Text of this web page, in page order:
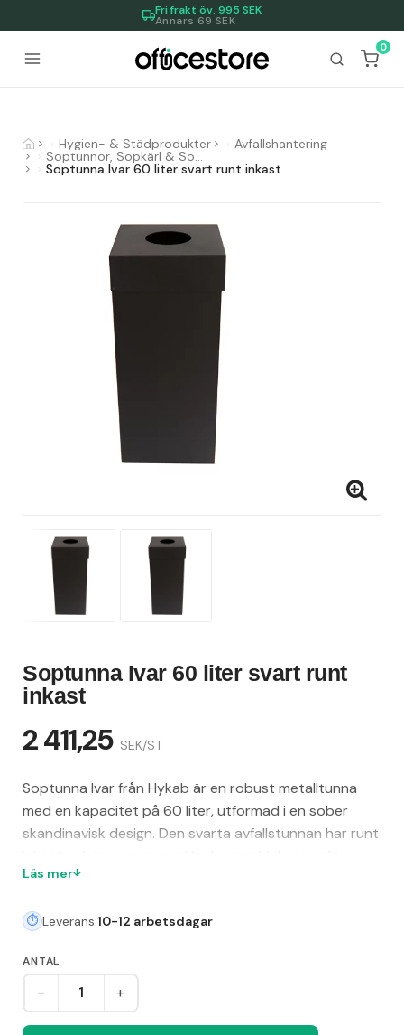
Fri frakt öv. 995 SEK
Annars 69 SEK
0
Hygien- & Städprodukter Avfallshantering
Soptunnor, Sopkärl & Sopsorteringskärl
Soptunna Ivar 60 liter svart runt inkast
Soptunna Ivar 60 liter svart runt
inkast
2 411,25 SEK/ST
Soptunna Ivar från Hykab är en robust metalltunna
med en kapacitet på 60 liter, utformad i en sober
skandinavisk design. Den svarta avfallstunnan har runt
enkel förflyttning vid städning. Den är särskilt lämpad
val för effektiv sopsortering och avfallshantering.
Läs mer
Leverans:10-12 arbetsdagar
ANTAL
- +